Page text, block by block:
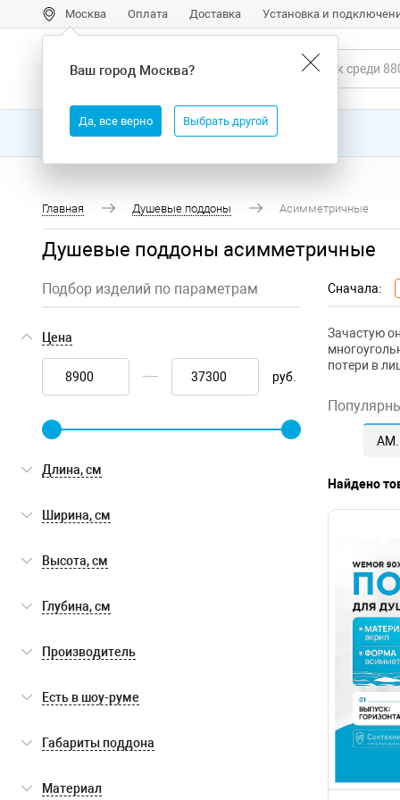
Ваш город Москва?
Да, все верно Выбрать другой
Москва Оплата Доставка Установка и
Все товары Бренды
Главная Душевые поддоны Асимметричные
Душевые поддоны асимметричные
Подбор изделий по параметрам
Цена
руб.
Длина, см
Ширина, см
Высота, см
Глубина, см
Производитель
Aquanet
Есть в шоу-руме
Габариты поддона
Материал
Сначала:
Зачастую
потери в
Найдено